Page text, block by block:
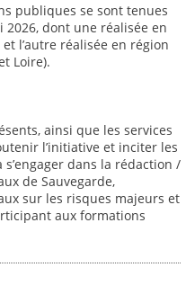
publiques se sont tenues
2026, dont une réalisée en
l’autre réalisée en région
Loire).
ainsi que les services
l’initiative et inciter les
dans la rédaction /
de Sauvegarde,
sur les risques majeurs et
aux formations